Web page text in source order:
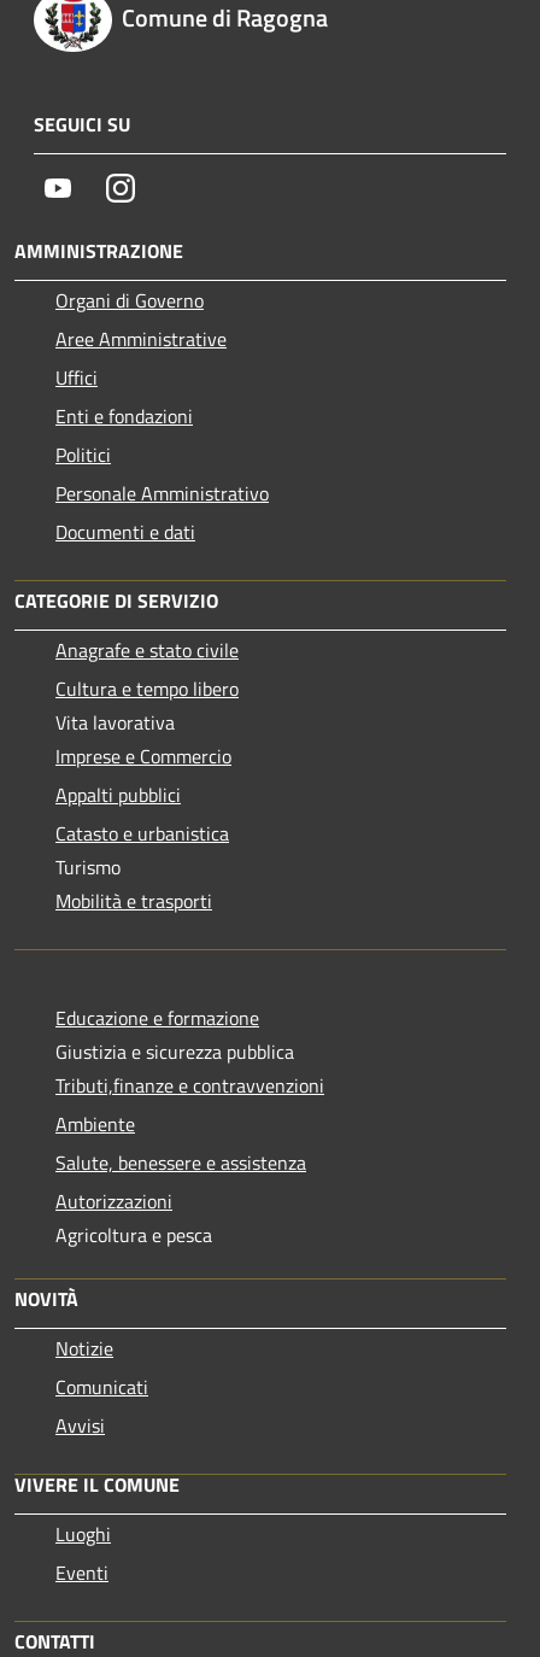
Comune di Ragogna
SEGUICI SU
YoutubeInstagram
AMMINISTRAZIONE
Organi di Governo
Aree Amministrative
Uffici
Enti e fondazioni
Politici
Personale Amministrativo
Documenti e dati
CATEGORIE DI SERVIZIO
Anagrafe e stato civile
Cultura e tempo libero
Vita lavorativa
Imprese e Commercio
Appalti pubblici
Catasto e urbanistica
Turismo
Mobilità e trasporti
Educazione e formazione
Giustizia e sicurezza pubblica
Tributi,finanze e contravvenzioni
Ambiente
Salute, benessere e assistenza
Autorizzazioni
Agricoltura e pesca
NOVITÀ
Notizie
Comunicati
Avvisi
VIVERE IL COMUNE
Luoghi
Eventi
CONTATTI